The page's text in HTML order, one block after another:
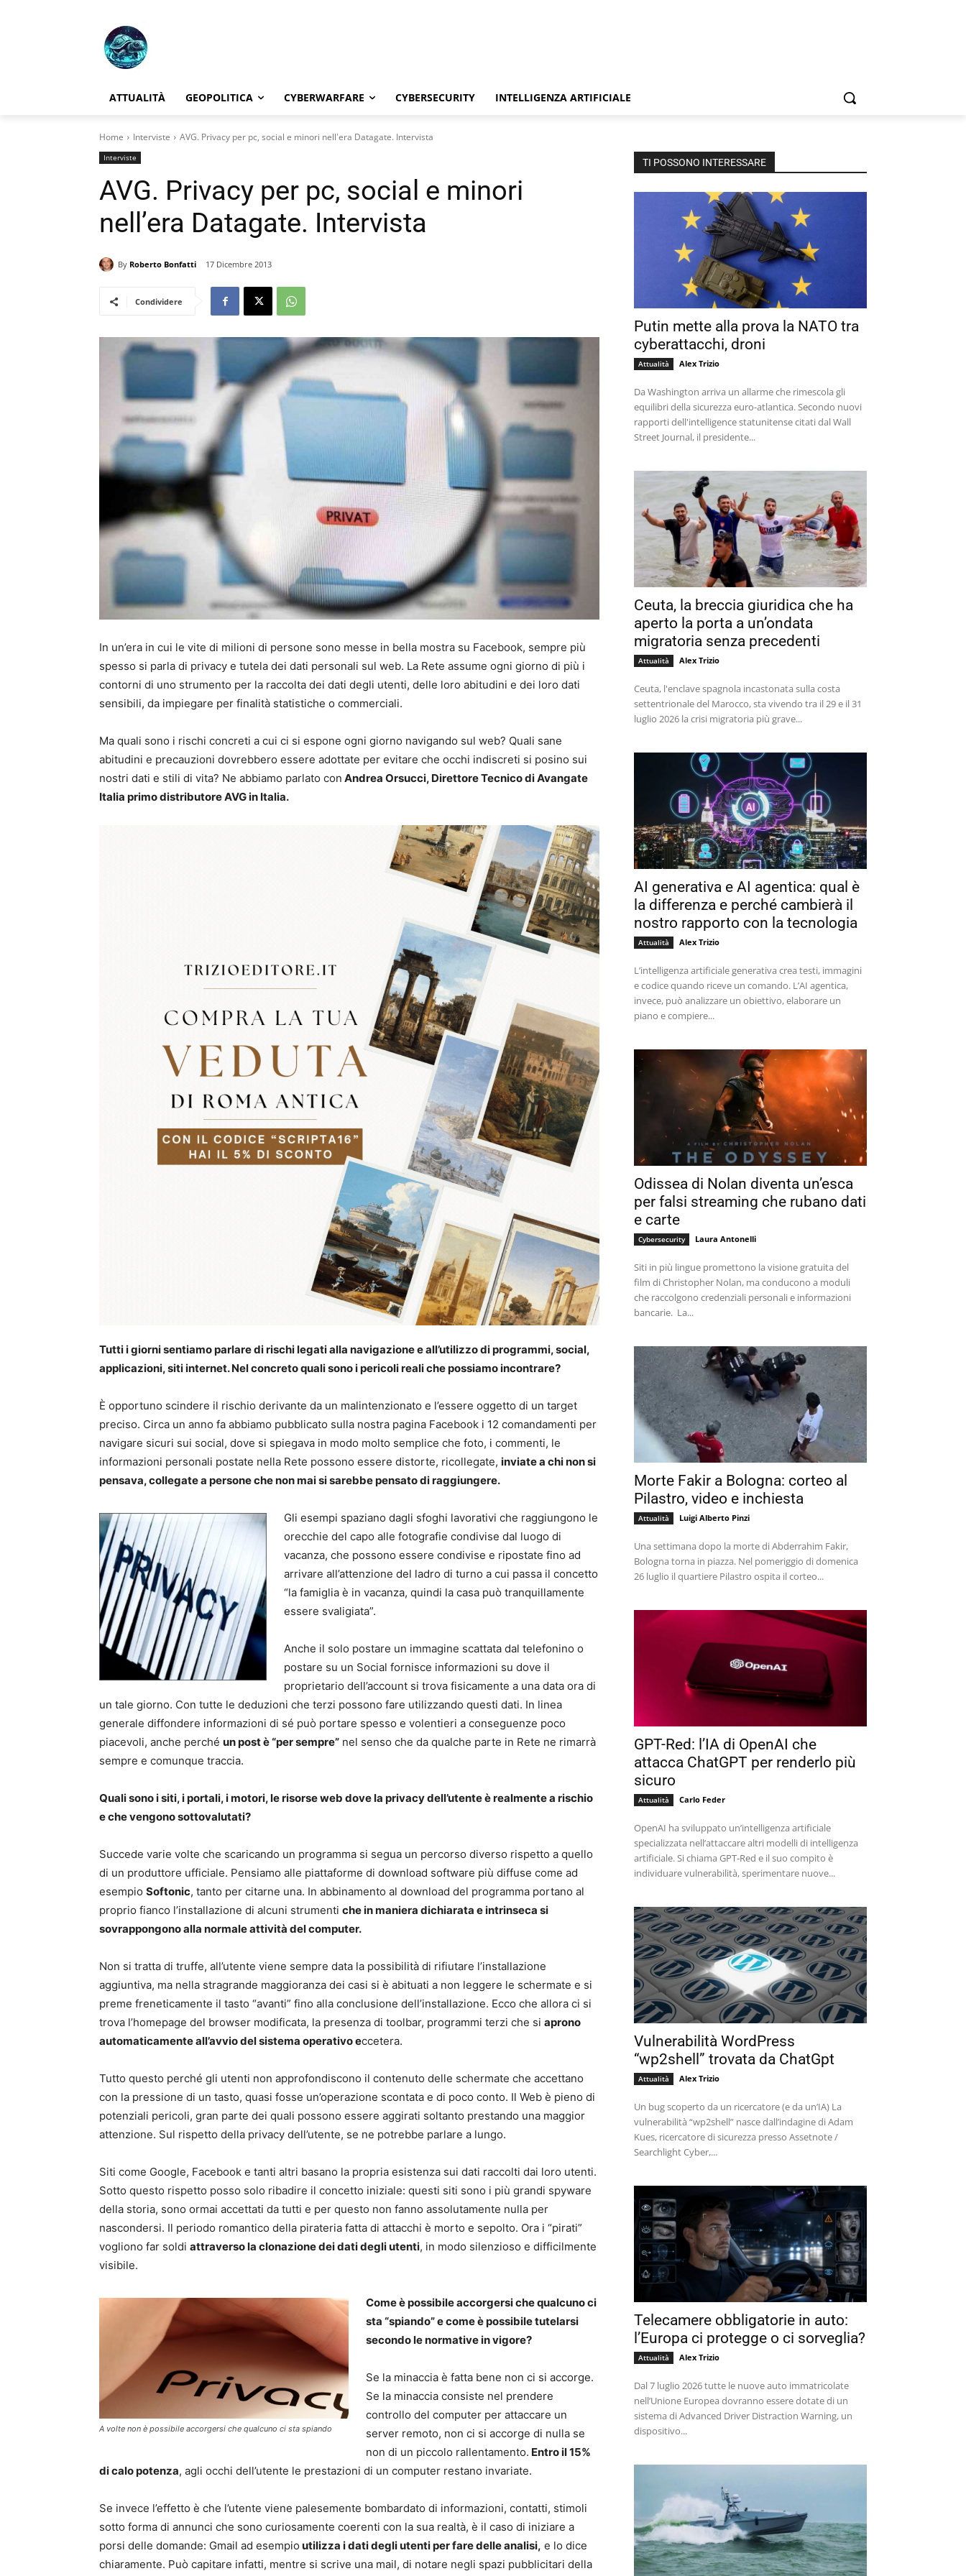
ATTUALITÀ GEOPOLITICA CYBERWARFARE CYBERSECURITY INTELLIGENZA ARTIFICIALE
Home Interviste AVG. Privacy per pc, social e minori nell'era Datagate. Intervista
Interviste
AVG. Privacy per pc, social e minori
nell’era Datagate. Intervista
By Roberto Bonfatti 17 Dicembre 2013
Condividere
In un’era in cui le vite di milioni di persone sono messe in bella mostra su Facebook, sempre più
spesso si parla di privacy e tutela dei dati personali sul web. La Rete assume ogni giorno di più i
contorni di uno strumento per la raccolta dei dati degli utenti, delle loro abitudini e dei loro dati
sensibili, da impiegare per finalità statistiche o commerciali.
Ma quali sono i rischi concreti a cui ci si espone ogni giorno navigando sul web? Quali sane
abitudini e precauzioni dovrebbero essere adottate per evitare che occhi indiscreti si posino sui
nostri dati e stili di vita? Ne abbiamo parlato con Andrea Orsucci, Direttore Tecnico di Avangate
Italia primo distributore AVG in Italia.
Tutti i giorni sentiamo parlare di rischi legati alla navigazione e all’utilizzo di programmi, social,
applicazioni, siti internet. Nel concreto quali sono i pericoli reali che possiamo incontrare?
È opportuno scindere il rischio derivante da un malintenzionato e l’essere oggetto di un target
preciso. Circa un anno fa abbiamo pubblicato sulla nostra pagina Facebook i 12 comandamenti per
navigare sicuri sui social, dove si spiegava in modo molto semplice che foto, i commenti, le
informazioni personali postate nella Rete possono essere distorte, ricollegate, inviate a chi non si
pensava, collegate a persone che non mai si sarebbe pensato di raggiungere.
Gli esempi spaziano dagli sfoghi lavorativi che raggiungono le
orecchie del capo alle fotografie condivise dal luogo di
vacanza, che possono essere condivise e ripostate fino ad
arrivare all’attenzione del ladro di turno a cui passa il concetto
“la famiglia è in vacanza, quindi la casa può tranquillamente
essere svaligiata”.
Anche il solo postare un immagine scattata dal telefonino o
postare su un Social fornisce informazioni su dove il
proprietario dell’account si trova fisicamente a una data ora di
un tale giorno. Con tutte le deduzioni che terzi possono fare utilizzando questi dati. In linea
generale diffondere informazioni di sé può portare spesso e volentieri a conseguenze poco
piacevoli, anche perché un post è “per sempre” nel senso che da qualche parte in Rete ne rimarrà
sempre e comunque traccia.
Quali sono i siti, i portali, i motori, le risorse web dove la privacy dell’utente è realmente a rischio
e che vengono sottovalutati?
Succede varie volte che scaricando un programma si segua un percorso diverso rispetto a quello
di un produttore ufficiale. Pensiamo alle piattaforme di download software più diffuse come ad
esempio Softonic, tanto per citarne una. In abbinamento al download del programma portano al
proprio fianco l’installazione di alcuni strumenti che in maniera dichiarata e intrinseca si
sovrappongono alla normale attività del computer.
Non si tratta di truffe, all’utente viene sempre data la possibilità di rifiutare l’installazione
aggiuntiva, ma nella stragrande maggioranza dei casi si è abituati a non leggere le schermate e si
preme freneticamente il tasto “avanti” fino alla conclusione dell’installazione. Ecco che allora ci si
trova l’homepage del browser modificata, la presenza di toolbar, programmi terzi che si aprono
automaticamente all’avvio del sistema operativo eccetera.
Tutto questo perché gli utenti non approfondiscono il contenuto delle schermate che accettano
con la pressione di un tasto, quasi fosse un’operazione scontata e di poco conto. Il Web è pieno di
potenziali pericoli, gran parte dei quali possono essere aggirati soltanto prestando una maggior
attenzione. Sul rispetto della privacy dell’utente, se ne potrebbe parlare a lungo.
Siti come Google, Facebook e tanti altri basano la propria esistenza sui dati raccolti dai loro utenti.
Sotto questo rispetto posso solo ribadire il concetto iniziale: questi siti sono i più grandi spyware
della storia, sono ormai accettati da tutti e per questo non fanno assolutamente nulla per
nascondersi. Il periodo romantico della pirateria fatta di attacchi è morto e sepolto. Ora i “pirati”
vogliono far soldi attraverso la clonazione dei dati degli utenti, in modo silenzioso e difficilmente
visibile.
A volte non è possibile accorgersi che qualcuno ci sta spiando
Come è possibile accorgersi che qualcuno ci
sta “spiando” e come è possibile tutelarsi
secondo le normative in vigore?
Se la minaccia è fatta bene non ci si accorge.
Se la minaccia consiste nel prendere
controllo del computer per attaccare un
server remoto, non ci si accorge di nulla se
non di un piccolo rallentamento. Entro il 15%
di calo potenza, agli occhi dell’utente le prestazioni di un computer restano invariate.
Se invece l’effetto è che l’utente viene palesemente bombardato di informazioni, contatti, stimoli
sotto forma di annunci che sono curiosamente coerenti con la sua realtà, è il caso di iniziare a
porsi delle domande: Gmail ad esempio utilizza i dati degli utenti per fare delle analisi, e lo dice
chiaramente. Può capitare infatti, mentre si scrive una mail, di notare negli spazi pubblicitari della
TI POSSONO INTERESSARE
Putin mette alla prova la NATO tra
cyberattacchi, droni
Attualità Alex Trizio
Da Washington arriva un allarme che rimescola gli
equilibri della sicurezza euro-atlantica. Secondo nuovi
rapporti dell'intelligence statunitense citati dal Wall
Street Journal, il presidente...
Ceuta, la breccia giuridica che ha
aperto la porta a un’ondata
migratoria senza precedenti
Attualità Alex Trizio
Ceuta, l'enclave spagnola incastonata sulla costa
settentrionale del Marocco, sta vivendo tra il 29 e il 31
luglio 2026 la crisi migratoria più grave...
AI generativa e AI agentica: qual è
la differenza e perché cambierà il
nostro rapporto con la tecnologia
Attualità Alex Trizio
L’intelligenza artificiale generativa crea testi, immagini
e codice quando riceve un comando. L’AI agentica,
invece, può analizzare un obiettivo, elaborare un
piano e compiere...
Odissea di Nolan diventa un’esca
per falsi streaming che rubano dati
e carte
Cybersecurity Laura Antonelli
Siti in più lingue promettono la visione gratuita del
film di Christopher Nolan, ma conducono a moduli
che raccolgono credenziali personali e informazioni
bancarie. La...
Morte Fakir a Bologna: corteo al
Pilastro, video e inchiesta
Attualità Luigi Alberto Pinzi
Una settimana dopo la morte di Abderrahim Fakir,
Bologna torna in piazza. Nel pomeriggio di domenica
26 luglio il quartiere Pilastro ospita il corteo...
GPT-Red: l’IA di OpenAI che
attacca ChatGPT per renderlo più
sicuro
Attualità Carlo Feder
OpenAI ha sviluppato un’intelligenza artificiale
specializzata nell’attaccare altri modelli di intelligenza
artificiale. Si chiama GPT-Red e il suo compito è
individuare vulnerabilità, sperimentare nuove...
Vulnerabilità WordPress
“wp2shell” trovata da ChatGpt
Attualità Alex Trizio
Un bug scoperto da un ricercatore (e da un’IA) La
vulnerabilità “wp2shell” nasce dall’indagine di Adam
Kues, ricercatore di sicurezza presso Assetnote /
Searchlight Cyber,...
Telecamere obbligatorie in auto:
l’Europa ci protegge o ci sorveglia?
Attualità Alex Trizio
Dal 7 luglio 2026 tutte le nuove auto immatricolate
nell’Unione Europea dovranno essere dotate di un
sistema di Advanced Driver Distraction Warning, un
dispositivo...